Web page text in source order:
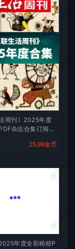
周刊》2025年度
杂志合集订阅下
25.99金币
年度全彩精校P
微刊杂
微刊杂
微刊杂
微刊杂
微刊杂